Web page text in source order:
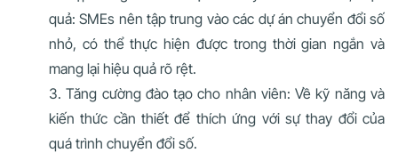
quả: SMEs nên tập trung vào các dự án chuyển đổi số
nhỏ, có thể thực hiện được trong thời gian ngắn và
mang lại hiệu quả rõ rệt.
Tăng cường đào tạo cho nhân viên: Về kỹ năng và
kiến thức cần thiết để thích ứng với sự thay đổi của
quá trình chuyển đổi số.